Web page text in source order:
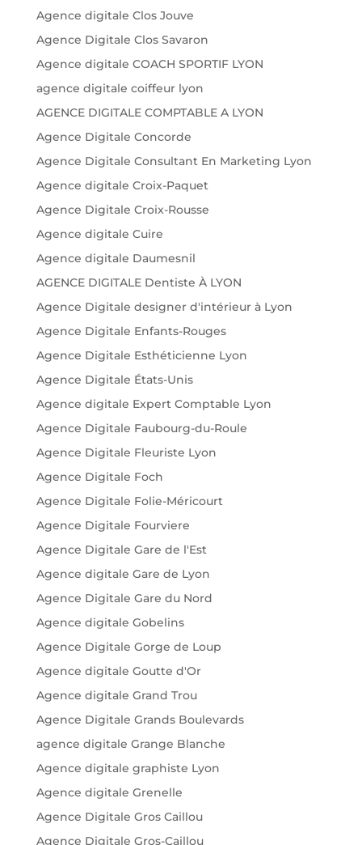
Agence digitale Clos Jouve
Agence Digitale Clos Savaron
Agence digitale COACH SPORTIF LYON
agence digitale coiffeur lyon
AGENCE DIGITALE COMPTABLE A LYON
Agence Digitale Concorde
Agence Digitale Consultant En Marketing Lyon
Agence digitale Croix-Paquet
Agence Digitale Croix-Rousse
Agence digitale Cuire
Agence digitale Daumesnil
AGENCE DIGITALE Dentiste À LYON
Agence Digitale designer d'intérieur à Lyon
Agence Digitale Enfants-Rouges
Agence Digitale Esthéticienne Lyon
Agence Digitale États-Unis
Agence digitale Expert Comptable Lyon
Agence Digitale Faubourg-du-Roule
Agence Digitale Fleuriste Lyon
Agence Digitale Foch
Agence Digitale Folie-Méricourt
Agence Digitale Fourviere
Agence Digitale Gare de l'Est
Agence digitale Gare de Lyon
Agence Digitale Gare du Nord
Agence digitale Gobelins
Agence Digitale Gorge de Loup
Agence digitale Goutte d'Or
Agence digitale Grand Trou
Agence Digitale Grands Boulevards
agence digitale Grange Blanche
Agence digitale graphiste Lyon
Agence digitale Grenelle
Agence Digitale Gros Caillou
Agence Digitale Gros-Caillou